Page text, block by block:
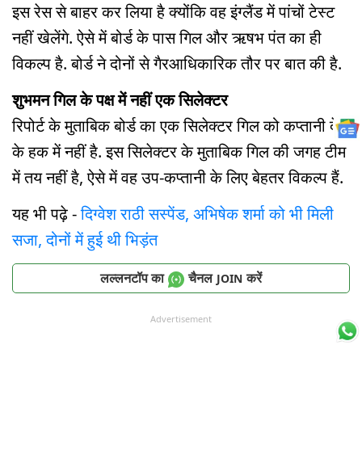
इस रेस से बाहर कर लिया है क्योंकि वह इंग्लैंड में पांचों टेस्ट
नहीं खेलेंगे. ऐसे में बोर्ड के पास गिल और ऋषभ पंत का ही
विकल्प है. बोर्ड ने दोनों से गैरआधिकारिक तौर पर बात की है.
शुभमन गिल के पक्ष में नहीं एक सिलेक्टर
रिपोर्ट के मुताबिक बोर्ड का एक सिलेक्टर गिल को कप्तानी देने
के हक में नहीं है. इस सिलेक्टर के मुताबिक गिल की जगह टीम
में तय नहीं है, ऐसे में वह उप-कप्तानी के लिए बेहतर विकल्प हैं.
यह भी पढ़े -दिग्वेश राठी सस्पेंड, अभिषेक शर्मा को भी मिली
सजा, दोनों में हुई थी भिड़ंत
लल्लनटॉप का चैनल JOIN करें
Advertisement